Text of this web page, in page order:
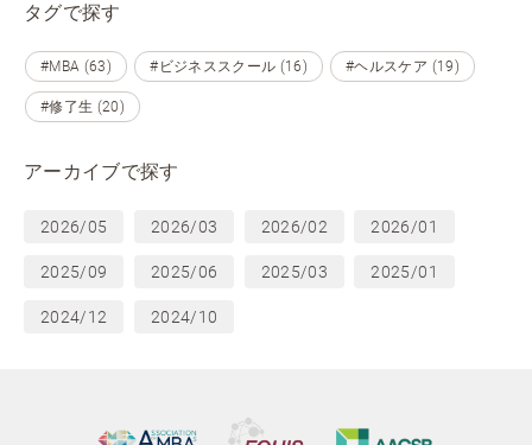
タグで探す
#MBA (63) #ビジネススクール (16) #ヘルスケア (19)
#修了生 (20)
アーカイブで探す
2026/05 2026/03 2026/02 2026/01
2025/09 2025/06 2025/03 2025/01
2024/12 2024/10